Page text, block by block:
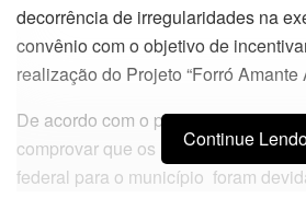
decorrência de irregularidades na
convênio com o objetivo de
realização do Projeto “Forró Amante
De acordo com o processo, o ex-
comprovar que os recursos
federal para o município foram
Continue